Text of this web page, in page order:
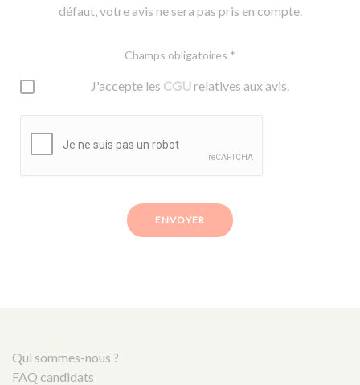
défaut, votre avis ne sera pas pris en compte.
Champs obligatoires *
J'accepte les CGUrelatives aux avis.
ENVOYER
Qui sommes-nous ?
FAQ candidats